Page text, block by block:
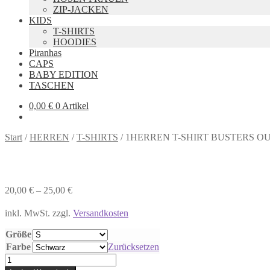
ZIP-JACKEN
KIDS
T-SHIRTS
HOODIES
Piranhas
CAPS
BABY EDITION
TASCHEN
0,00 € 0 Artikel
Start /HERREN /T-SHIRTS / 1HERREN T-SHIRT BUSTERS
20,00 € – 25,00 €
inkl. MwSt. zzgl. Versandkosten
Größe
Farbe
Zurücksetzen
1HERREN